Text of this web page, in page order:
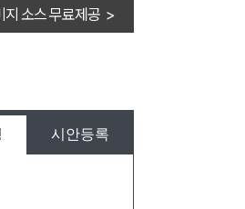
지 소스 무료제공 >
시안등록